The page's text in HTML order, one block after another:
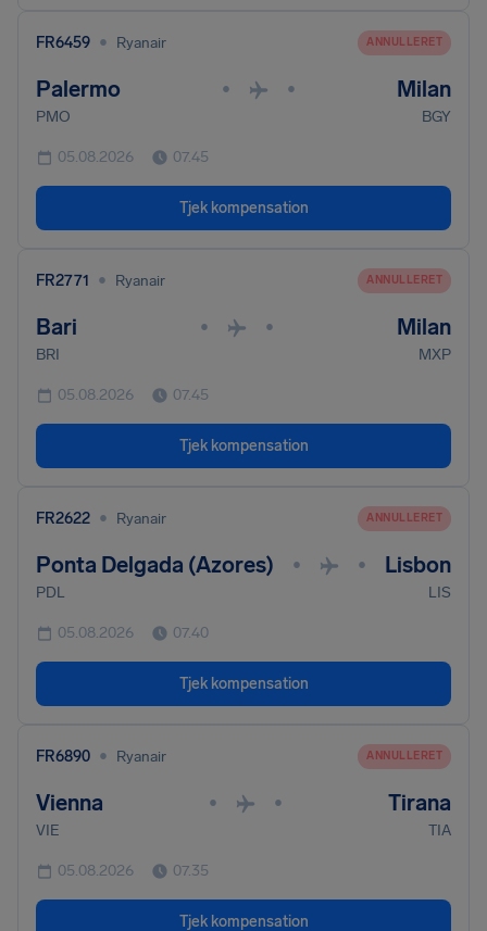
FR6459 • Ryanair ANNULLERET
Palermo • • Milan
PMO BGY
05.08.2026 07.45
Tjek kompensation
FR2771 • Ryanair ANNULLERET
Bari • • Milan
BRI MXP
05.08.2026 07.45
Tjek kompensation
FR2622 • Ryanair ANNULLERET
Ponta Delgada (Azores) • • Lisbon
PDL LIS
05.08.2026 07.40
Tjek kompensation
FR6890 • Ryanair ANNULLERET
Vienna • • Tirana
VIE TIA
05.08.2026 07.35
Tjek kompensation